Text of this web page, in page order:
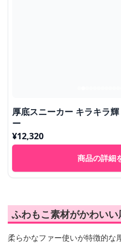
厚底スニーカー キラキラ
ー
¥12,320
商品の詳細
ふわもこ素材がかわい
柔らかなファー使いが特徴的な